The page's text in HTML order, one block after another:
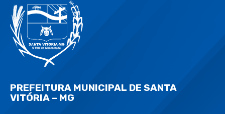
PREFEITURA MUNICIPAL DE SANTA
VITÓRIA – MG